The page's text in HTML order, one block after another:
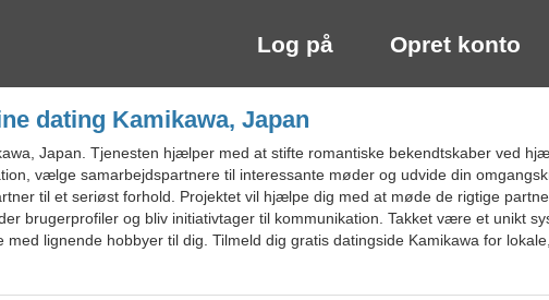
Log på Opret konto
dating Kamikawa, Japan
Japan. Tjenesten hjælper med at stifte romantiske bekendtskaber ved
vælge samarbejdspartnere til interessante møder og udvide din
til et seriøst forhold. Projektet vil hjælpe dig med at møde de rigtige
brugerprofiler og bliv initiativtager til kommunikation. Takket være et unikt
lignende hobbyer til dig. Tilmeld dig gratis datingside Kamikawa for lokale,